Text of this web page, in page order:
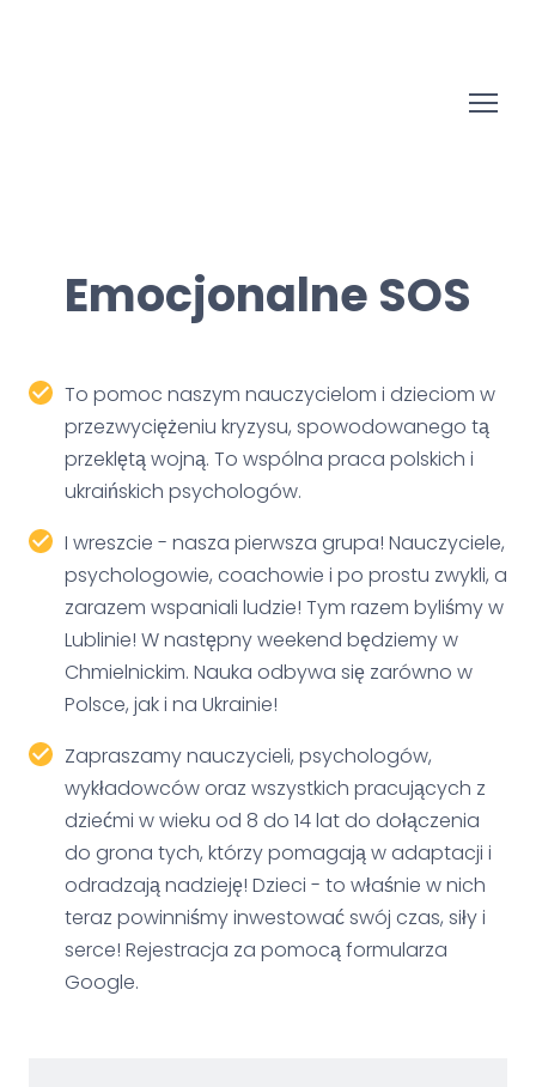
Emocjonalne SOS
To pomoc naszym nauczycielom i dzieciom w
przezwyciężeniu kryzysu, spowodowanego tą
przeklętą wojną. To wspólna praca polskich i
ukraińskich psychologów.
I wreszcie - nasza pierwsza grupa! Nauczyciele,
psychologowie, coachowie i po prostu zwykli, a
zarazem wspaniali ludzie! Tym razem byliśmy w
Lublinie! W następny weekend będziemy w
Chmielnickim. Nauka odbywa się zarówno w
Polsce, jak i na Ukrainie!
Zapraszamy nauczycieli, psychologów,
wykładowców oraz wszystkich pracujących z
dziećmi w wieku od 8 do 14 lat do dołączenia
do grona tych, którzy pomagają w adaptacji i
odradzają nadzieję! Dzieci - to właśnie w nich
teraz powinniśmy inwestować swój czas, siły i
serce! Rejestracja za pomocą formularza
Google.